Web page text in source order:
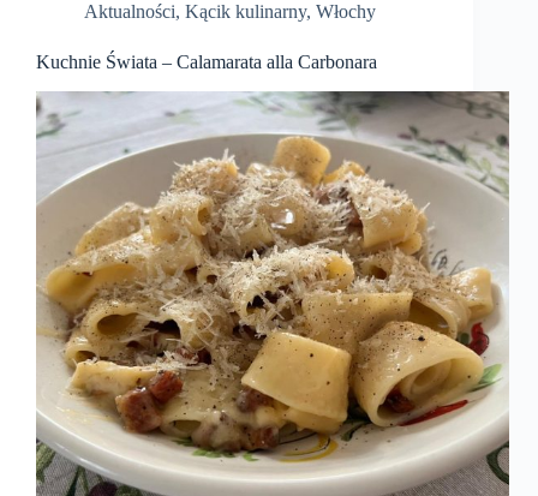
Aktualności, Kącik kulinarny, Włochy
Kuchnie Świata – Calamarata alla Carbonara